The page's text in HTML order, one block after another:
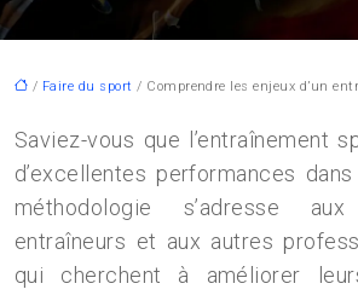
/ Faire du sport / Comprendre les enjeux d’un
Saviez-vous que l’entraînement
d’excellentes performances
méthodologie s’adresse
entraîneurs et aux autres
qui cherchent à améliorer